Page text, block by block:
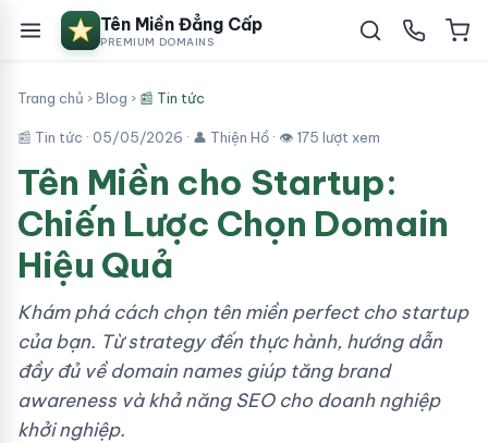
Tên Miền Đẳng Cấp
PREMIUM DOMAINS
Trang chủ ›Blog › 📰 Tin tức
📰 Tin tức · 05/05/2026 · 👤 Thiện Hồ · 👁 175 lượt xem
Tên Miền cho Startup:
Chiến Lược Chọn Domain
Hiệu Quả
Khám phá cách chọn tên miền perfect cho startup
của bạn. Từ strategy đến thực hành, hướng dẫn
đầy đủ về domain names giúp tăng brand
awareness và khả năng SEO cho doanh nghiệp
khởi nghiệp.